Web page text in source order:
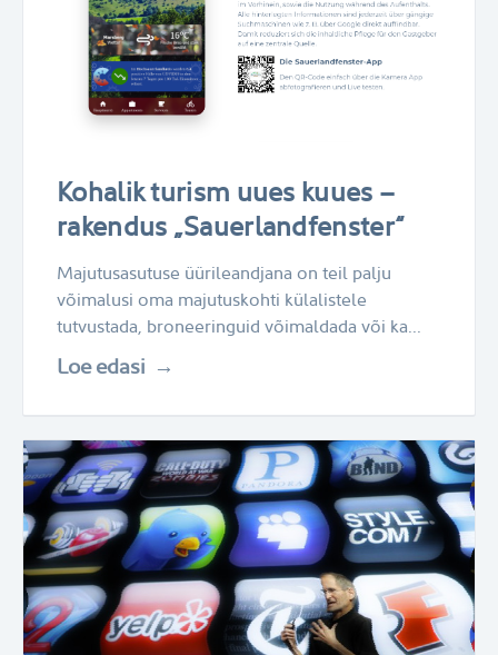
Kohalik turism uues kuues –
rakendus „Sauerlandfenster“
Majutusasutuse üürileandjana on teil palju
võimalusi oma majutuskohti külalistele
tutvustada, broneeringuid võimaldada või ka...
Loe edasi